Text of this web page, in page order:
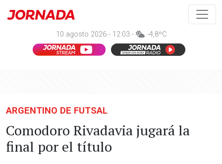
10 agosto 2026 - 12:03 - -4,8ºC
ARGENTINO DE FUTSAL
Comodoro Rivadavia jugará la
final por el título